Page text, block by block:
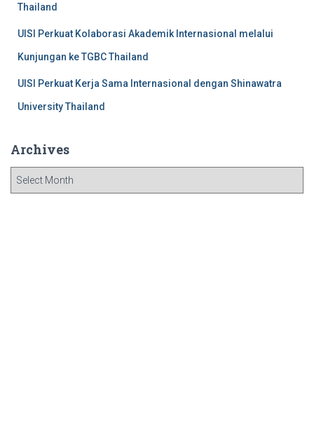
Thailand
UISI Perkuat Kolaborasi Akademik Internasional melalui
Kunjungan ke TGBC Thailand
UISI Perkuat Kerja Sama Internasional dengan Shinawatra
University Thailand
Archives